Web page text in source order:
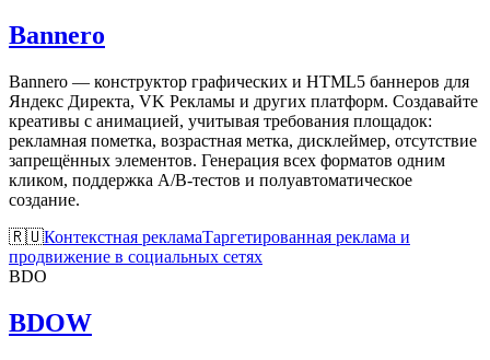
Bannero
Bannero — конструктор графических и HTML5 баннеров для
Яндекс Директа, VK Рекламы и других платформ. Создавайте
креативы с анимацией, учитывая требования площадок:
рекламная пометка, возрастная метка, дисклеймер, отсутствие
запрещённых элементов. Генерация всех форматов одним
кликом, поддержка A/B-тестов и полуавтоматическое
создание.
🇷🇺Контекстная рекламаТаргетированная реклама и
продвижение в социальных сетях
BDO
BDOW